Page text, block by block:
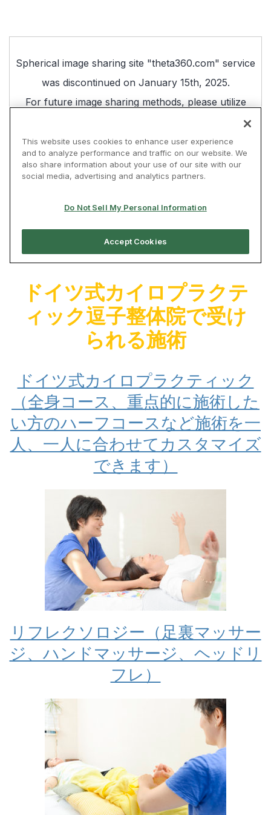
ドイツ式カイロプラクテ
ィック逗子整体院で受け
られる施術
ドイツ式カイロプラクティック
（全身コース、重点的に施術した
い方のハーフコースなど施術を一
人、一人に合わせてカスタマイズ
できます）
リフレクソロジー（足裏マッサー
ジ、ハンドマッサージ、ヘッドリ
フレ）